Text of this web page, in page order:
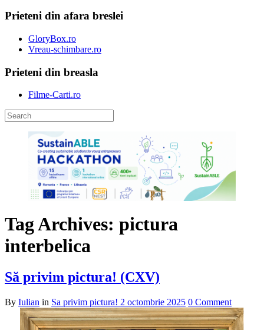
Prieteni din afara breslei
GloryBox.ro
Vreau-schimbare.ro
Prieteni din breasla
Filme-Carti.ro
Tag Archives: pictura
interbelica
Să privim pictura! (CXV)
By Iulian in Sa privim pictura! 2 octombrie 2025 0 Comment